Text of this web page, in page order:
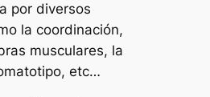
por diversos
la coordinación,
musculares, la
etc…